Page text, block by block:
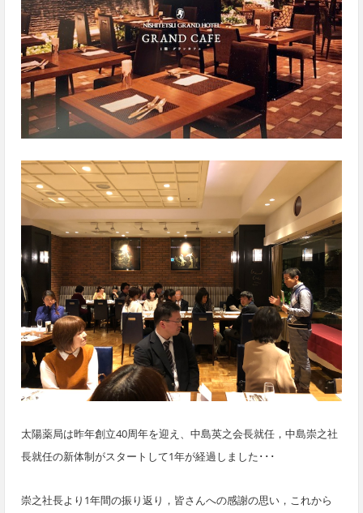
太陽薬局は昨年創立40周年を迎え、中島英之会長就任，中島崇之社
長就任の新体制がスタートして1年が経過しました･･･
崇之社長より1年間の振り返り，皆さんへの感謝の思い，これから